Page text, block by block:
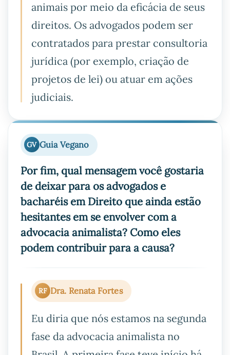
animais por meio da eficácia de seus
direitos. Os advogados podem ser
contratados para prestar consultoria
jurídica (por exemplo, criação de
projetos de lei) ou atuar em ações
judiciais.
GV Guia Vegano
Por fim, qual mensagem você gostaria
de deixar para os advogados e
bacharéis em Direito que ainda estão
hesitantes em se envolver com a
advocacia animalista? Como eles
podem contribuir para a causa?
RF Dra. Renata Fortes
Eu diria que nós estamos na segunda
fase da advocacia animalista no